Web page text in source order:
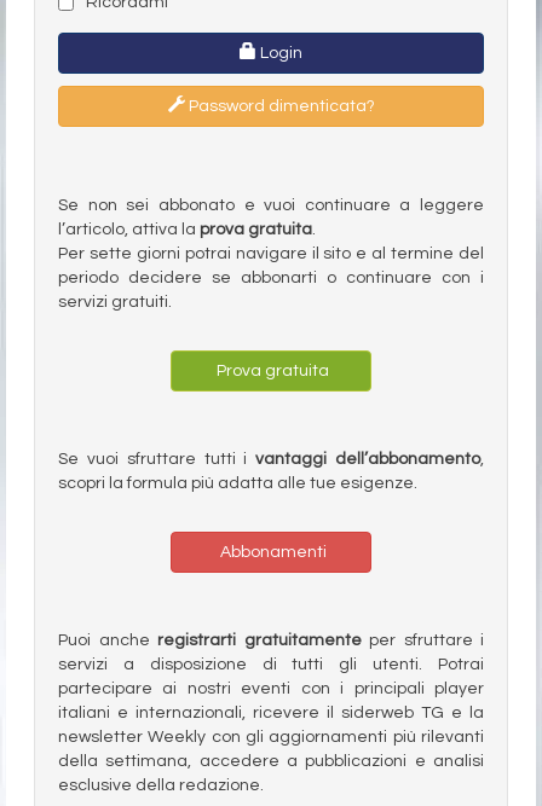
Login
Password dimenticata?
Se non sei abbonato e vuoi continuare a leggere
l’articolo, attiva la prova gratuita.
Per sette giorni potrai navigare il sito e al termine del
periodo decidere se abbonarti o continuare con i
servizi gratuiti.
Prova gratuita
Se vuoi sfruttare tutti ivantaggi dell’abbonamento,
scopri la formula più adatta alle tue esigenze.
Abbonamenti
Puoi anche registrarti gratuitamenteper sfruttare i
servizi a disposizione di tutti gli utenti. Potrai
partecipare ai nostri eventi con i principali player
italiani e internazionali, ricevere il siderweb TG e la
newsletter Weekly con gli aggiornamenti più rilevanti
della settimana, accedere a pubblicazioni e analisi
esclusive della redazione.